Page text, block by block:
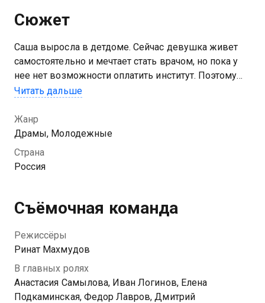
Сюжет
Саша выросла в детдоме. Сейчас девушка живет
самостоятельно и мечтает стать врачом, но пока у
нее нет возможности оплатить институт. Поэтому
героиня отдает силы боям без правил. Однажды ей
сиделкой к парню на инвалидном кресле. Это
знакомство меняет их обоих и заставляет всерьез
задуматься о будущем.
Читать дальше
Жанр
Драмы, Молодежные
Страна
Россия
Съёмочная команда
Режиссёры
Ринат Махмудов
В главных ролях
Анастасия Самылова, Иван Логинов, Елена
Подкаминская, Федор Лавров, Дмитрий